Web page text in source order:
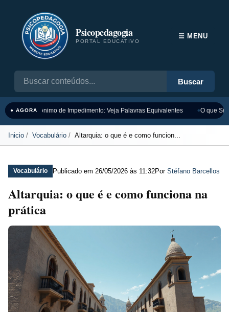
Psicopedagogia
PORTAL EDUCATIVO
Buscar
☰ MENU
● AGORASinônimo de Impedimento: Veja Palavras Equivalentes O que
Inicio Vocabulário Altarquia: o que é e como funcion...
Vocabulário Publicado em 26/05/2026 às 11:32Por Stéfano Barcellos
Altarquia: o que é e como funciona na
prática